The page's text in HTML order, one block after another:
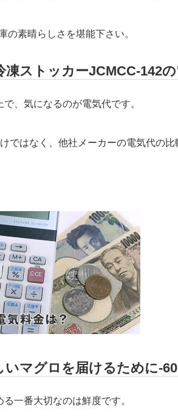
素晴らしさを堪能下さい。
凍ストッカーJCMCC-142の
、気になるのが電気代です。
ではなく、他社メーカーの電気代の比
いマグロを届けるために-
一番大切なのは鮮度です。